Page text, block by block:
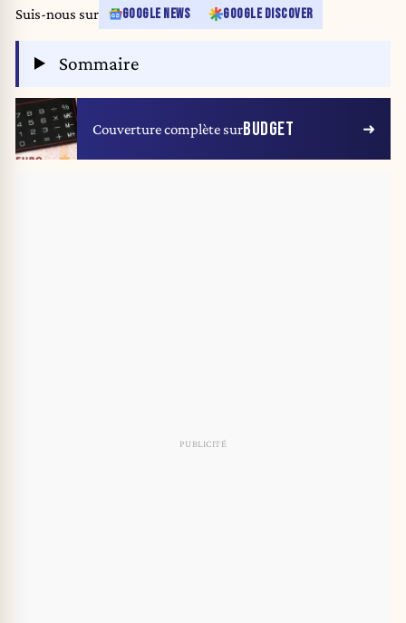
Suis-nous sur GOOGLE NEWS GOOGLE DISCOVER
Sommaire
Couverture complète surBUDGET